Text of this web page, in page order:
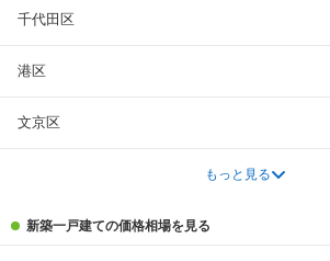
千代田区
港区
文京区
もっと見る
新築一戸建ての価格相場を見る